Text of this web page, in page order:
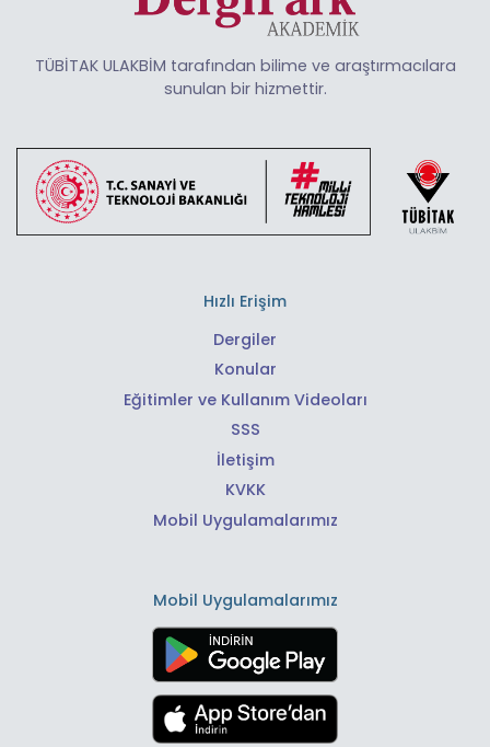
TÜBİTAK ULAKBİM tarafından bilime ve araştırmacılara
sunulan bir hizmettir.
Hızlı Erişim
Dergiler
Konular
Eğitimler ve Kullanım Videoları
SSS
İletişim
KVKK
Mobil Uygulamalarımız
Mobil Uygulamalarımız